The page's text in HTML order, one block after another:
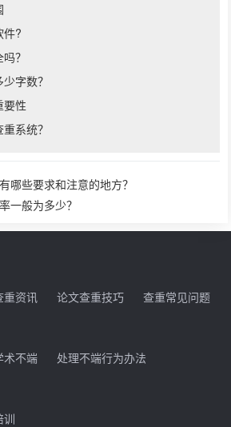
件?
？
字数？
要性
系统？
哪些要求和注意的地方？
一般为多少？
重资讯 论文查重技巧 查重常见问题
术不端 处理不端行为办法
训